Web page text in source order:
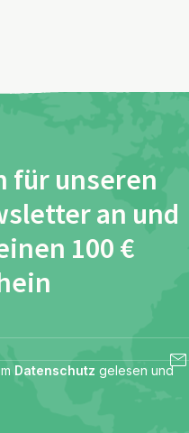
für unseren
an und
100 €
Datenschutz gelesen und